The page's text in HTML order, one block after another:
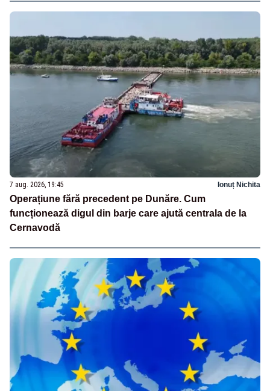
7 aug. 2026, 19:45 Ionuț Nichita
Operațiune fără precedent pe Dunăre. Cum
funcționează digul din barje care ajută centrala de la
Cernavodă